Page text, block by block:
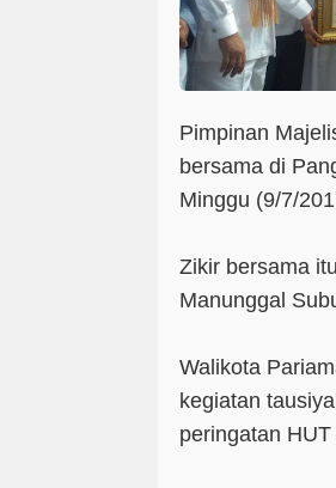
Pimpinan
bersama di
Minggu (9/7/
Zikir bersama
Manunggal
Walikota
kegiatan
peringatan